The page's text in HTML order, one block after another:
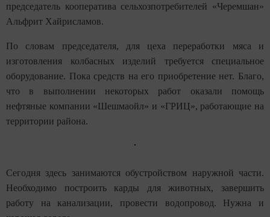
председатель кооператива сельхозпотребителей «Черемшан»
Альфрит Хайрисламов.
По словам председателя, для цеха переработки мяса и
изготовления колбасных изделий требуется специальное
оборудование. Пока средств на его приобретение нет. Благо,
что в выполнении некоторых работ оказали помощь
нефтяные компании «Шешмаойл» и «ГРИЦ», работающие на
территории района.
Сегодня здесь занимаются обустройством наружной части.
Необходимо построить карды для животных, завершить
работу на канализации, провести водопровод. Нужна и